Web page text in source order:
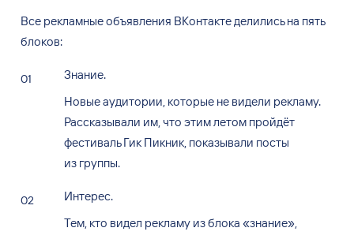
Все рекламные объявления ВКонтакте делились на пять
блоков:
Знание.
Новые аудитории, которые не видели рекламу.
Рассказывали им, что этим летом пройдёт
фестиваль Гик Пикник, показывали посты
из группы.
Интерес.
Тем, кто видел рекламу из блока «знание»,